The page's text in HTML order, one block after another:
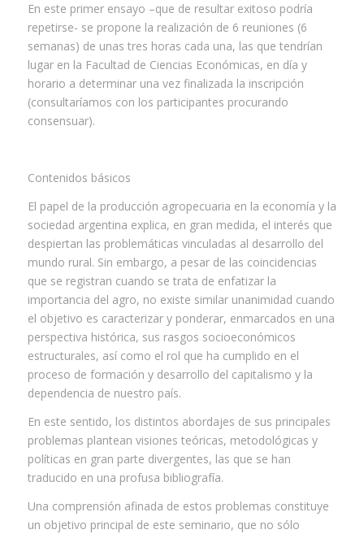
En este primer ensayo –que de resultar exitoso podría
repetirse- se propone la realización de 6 reuniones (6
semanas) de unas tres horas cada una, las que tendrían
lugar en la Facultad de Ciencias Económicas, en día y
horario a determinar una vez finalizada la inscripción
(consultaríamos con los participantes procurando
consensuar).
Contenidos básicos
El papel de la producción agropecuaria en la economía y la
sociedad argentina explica, en gran medida, el interés que
despiertan las problemáticas vinculadas al desarrollo del
mundo rural. Sin embargo, a pesar de las coincidencias
que se registran cuando se trata de enfatizar la
importancia del agro, no existe similar unanimidad cuando
el objetivo es caracterizar y ponderar, enmarcados en una
perspectiva histórica, sus rasgos socioeconómicos
estructurales, así como el rol que ha cumplido en el
proceso de formación y desarrollo del capitalismo y la
dependencia de nuestro país.
En este sentido, los distintos abordajes de sus principales
problemas plantean visiones teóricas, metodológicas y
políticas en gran parte divergentes, las que se han
traducido en una profusa bibliografía.
Una comprensión afinada de estos problemas constituye
un objetivo principal de este seminario, que no sólo